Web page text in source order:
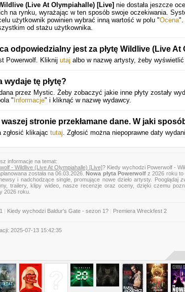
(Live At Olympiahalle) [Live] nie dostała jeszcze
na rynku, wyrażając w ten sposób swoje oczekiwania.
użytkownik powinien wybrać inną wartość w polu "Ocena".
od stażu użytkownika.
odpowiedzialny jest za płytę Wildlive (Live At
Powerwolf. Kliknij utaj albo w nazwę artysty, żeby wyświetlić
tę płytę?
przez Mystic. Żeby zobaczyć jakie inne płyty zostały
" Informacje" i kliknąć w nazwę wydawcy.
waszej stronie przekłamane dane. W jaki
zgłosić klikając tutaj. Zgłosić można niepoprawne daty
informacje na temat:
- Wildlive (Live At Olympiahalle) [Live]? Kiedy wychodzi Powerwolf -
została na 06.03.2026.Nowa płyta Powerwolfz 2026 roku to
i nadchodzące single, promujące nowe dzieło artysty. Pooglądaj
trailery, klipy wideo, nasze recenzje oraz oceny, dzięki czemu
2026 roku.
Kiedy wychodzi Baldur's Gate - sezon 1? Premiera Wreckfest 2
2025-07-13 15:42:35